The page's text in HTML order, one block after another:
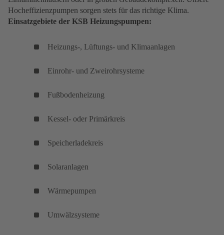
Hocheffizienzpumpen sorgen stets für das richtige Klima.
Einsatzgebiete der KSB Heizungspumpen:
Heizungs-, Lüftungs- und Klimaanlagen
Einrohr- und Zweirohrsysteme
Fußbodenheizung
Kessel- oder Primärkreis
Speicherladekreis
Solaranlagen
Wärmepumpen
Umwälzsysteme